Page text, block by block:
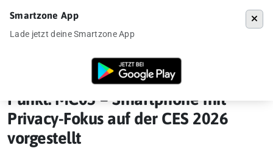
Punkt. MC03 – Smartphone mit Privacy-Fokus
Punkt. MC03 – Smartphone mit
Privacy-Fokus auf der CES 2026
vorgestellt
Smartzone App
Lade jetzt deine Smartzone App